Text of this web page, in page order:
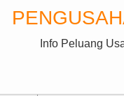
Info Peluang